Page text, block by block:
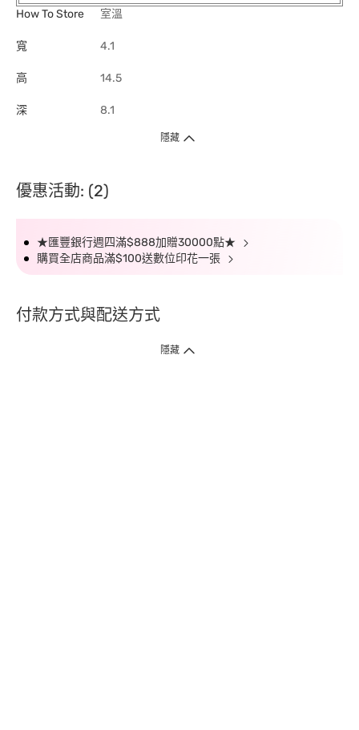
How To Store
室溫
寬 4.1
高 14.5
深 8.1
隱藏
優惠活動: (2)
★匯豐銀行週四滿$888加贈30000點★
購買全店商品滿$100送數位印花一張
付款方式與配送方式
隱藏